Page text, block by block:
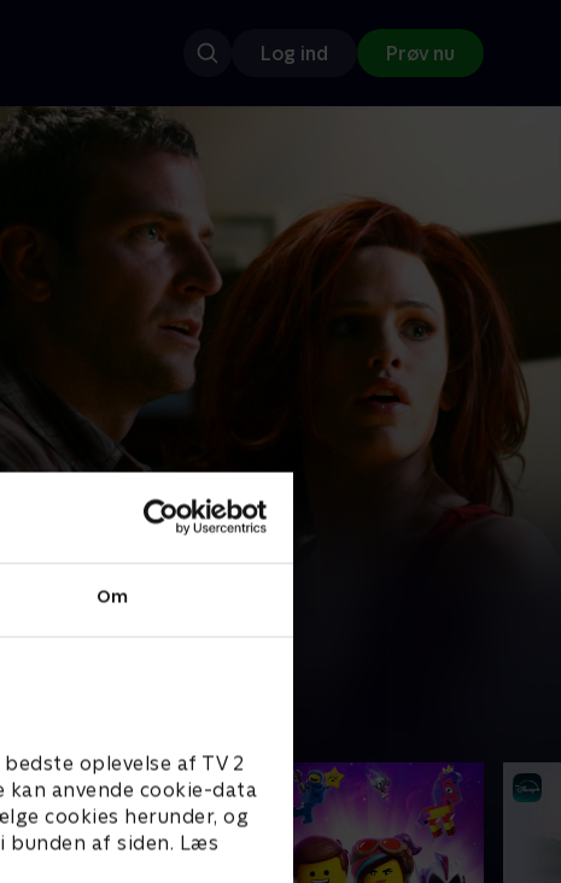
Om
oplevelse af TV 2
anvende cookie-data
cookies herunder, og
bunden af siden. Læs
Log ind Prøv nu